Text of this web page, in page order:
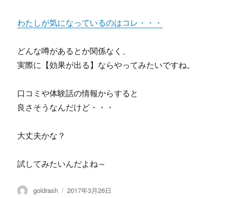
わたしが気になっているのはコレ・・・
どんな噂があるとか関係なく、
実際に【効果が出る】ならやってみたいですね。
口コミや体験話の情報からすると
良さそうなんだけど・・・
大丈夫かな？
試してみたいんだよね～
投
goldrash
投
2017年3月26日